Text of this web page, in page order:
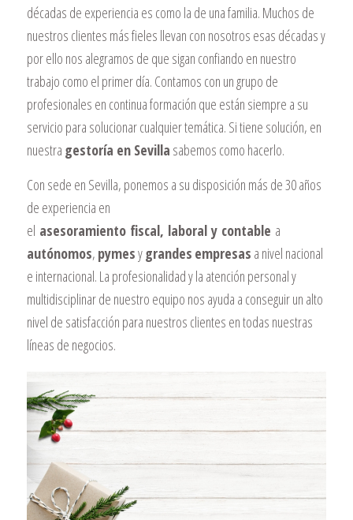
décadas de experiencia es como la de una familia. Muchos de
nuestros clientes más fieles llevan con nosotros esas décadas y
por ello nos alegramos de que sigan confiando en nuestro
trabajo como el primer día. Contamos con un grupo de
profesionales en continua formación que están siempre a su
servicio para solucionar cualquier temática. Si tiene solución, en
nuestra gestoría en Sevilla sabemos como hacerlo.
Con sede en Sevilla, ponemos a su disposición más de 30 años
de experiencia en
el asesoramiento fiscal, laboraly contable a
autónomos, pymesygrandes empresas a nivel nacional
e internacional. La profesionalidad y la atención personal y
multidisciplinar de nuestro equipo nos ayuda a conseguir un alto
nivel de satisfacción para nuestros clientes en todas nuestras
líneas de negocios.